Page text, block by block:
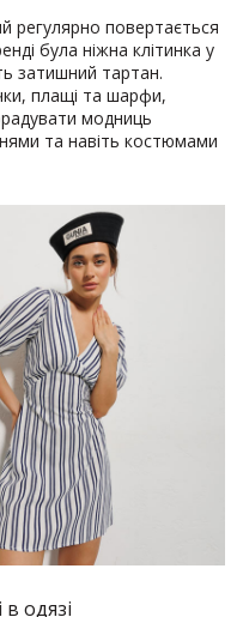
регулярно повертається
була ніжна клітинка у
затишний тартан.
плащі та шарфи,
модниць
та навіть костюмами
одязі